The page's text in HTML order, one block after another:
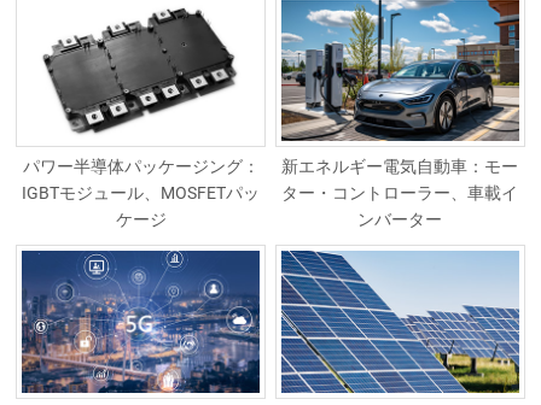
パワー半導体パッケージング：
IGBTモジュール、MOSFETパッ
ケージ
新エネルギー電気自動車：モー
ター・コントローラー、車載イ
ンバーター